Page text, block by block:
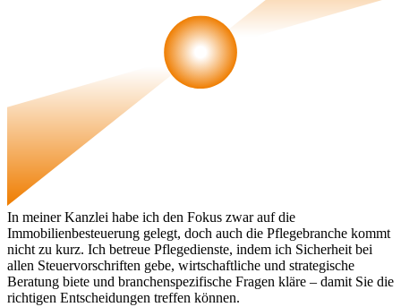
In meiner Kanzlei habe ich den Fokus zwar auf die
Immobilienbesteuerung gelegt, doch auch die Pflegebranche kommt
nicht zu kurz. Ich betreue Pflegedienste, indem ich Sicherheit bei
allen Steuervorschriften gebe, wirtschaftliche und strategische
Beratung biete und branchenspezifische Fragen kläre – damit Sie die
richtigen Entscheidungen treffen können.